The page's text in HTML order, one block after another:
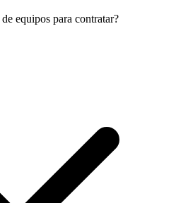
equipos para contratar?